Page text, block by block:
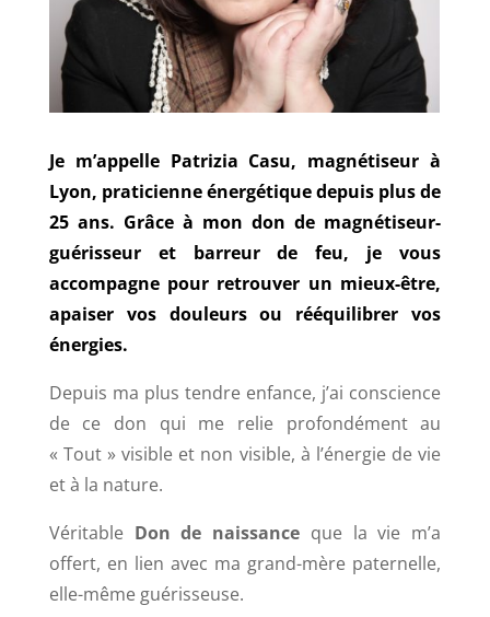
Je m’appelle Patrizia Casu, magnétiseur à
Lyon, praticienne énergétique depuis plus de
25 ans. Grâce à mon don de magnétiseur-
guérisseur et barreur de feu, je vous
accompagne pour retrouver un mieux-être,
apaiser vos douleurs ou rééquilibrer vos
énergies.
Depuis ma plus tendre enfance, j’ai conscience
de ce don qui me relie profondément au
« Tout » visible et non visible, à l’énergie de vie
et à la nature.
Véritable Don de naissance que la vie m’a
offert, en lien avec ma grand-mère paternelle,
elle-même guérisseuse.